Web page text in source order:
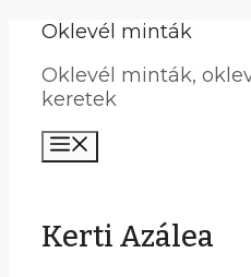
Kilépés
tartalomba
Oklevél minták
Oklevél minták,
keretek
Kerti Azálea